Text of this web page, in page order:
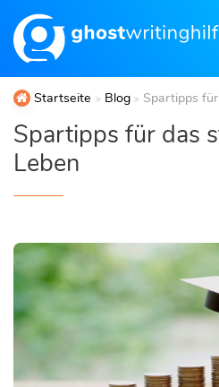
Startseite Blog Spartipps
Spartipps für das
Leben